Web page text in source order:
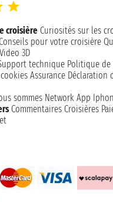
croisière Curiosités sur les
pour votre croisière
Video 3D
technique Politique
Assurance Déclaration
sommes Network App
Commentaires Croisières